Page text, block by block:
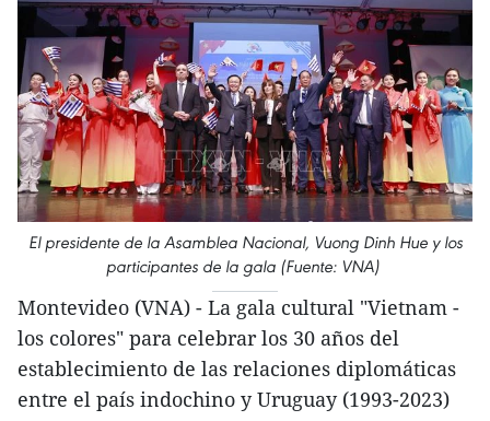
El presidente de la Asamblea Nacional, Vuong Dinh Hue y los
participantes de la gala (Fuente: VNA)
Montevideo (VNA) - La gala cultural "Vietnam -
los colores" para celebrar los 30 años del
establecimiento de las relaciones diplomáticas
entre el país indochino y Uruguay (1993-2023)